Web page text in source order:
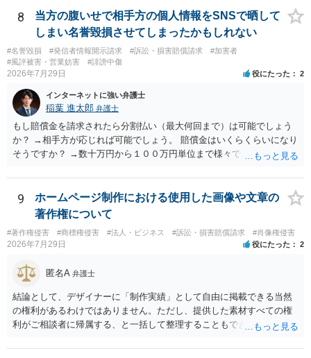
8
当方の腹いせで相手方の個人情報をSNSで晒して
しまい名誉毀損させてしまったかもしれない
#名誉毀損 #発信者情報開示請求 #訴訟・損害賠償請求
#加害者
#風評被害・営業妨害
#誹謗中傷
2026年7月29日 役にたった 2
インターネットに強い弁護士
稲葉 進太郎 弁護士
もし賠償金を請求されたら分割払い（最大何回まで）は可能でしょう
か？ →相手方が応じれば可能でしょう。 賠償金はいくらくらいになり
そうですか？ →数十万円から１００万円単位まで様々であり、不明で
渉が行われ、双方合意に至れば支払が開始され、決裂して相手方が訴
訟提起を選択すれば訴訟の中で解決がなされる流れが通常です。
9
ホームページ制作における使用した画像や文章の
著作権について
#著作権侵害 #商標権侵害 #法人・ビジネス #訴訟・損害賠償請求 #肖像権侵害
2026年7月29日 役にたった 2
匿名A 弁護士
結論として、デザイナーに「制作実績」として自由に掲載できる当然
の権利があるわけではありません。ただし、提供した素材すべての権
利がご相談者に帰属する、と一括して整理することもできません。 ご
身が著作権者です。 他方、ブランド名、文字主体のロゴ、商品情報、